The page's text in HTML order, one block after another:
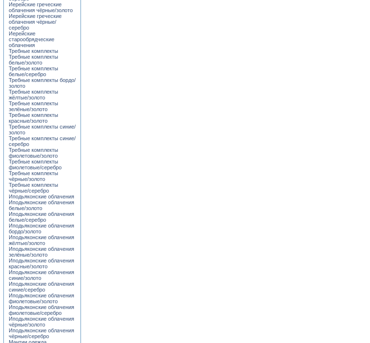
Иерейские греческие
облачения чёрные/золото
Иерейские греческие
облачения чёрные/
серебро
Иерейские
старообрядческие
облачения
Требные комплекты
Требные комплекты
белые/золото
Требные комплекты
белые/серебро
Требные комплекты бордо/
золото
Требные комплекты
жёлтые/золото
Требные комплекты
зелёные/золото
Требные комплекты
красные/золото
Требные комплекты синие/
золото
Требные комплекты синие/
серебро
Требные комплекты
фиолетовые/золото
Требные комплекты
фиолетовые/серебро
Требные комплекты
чёрные/золото
Требные комплекты
чёрные/серебро
Иподьяконские облачения
Иподьяконские облачения
белые/золото
Иподьяконские облачения
белые/серебро
Иподьяконские облачения
бордо/золото
Иподьяконские облачения
жёлтые/золото
Иподьяконские облачения
зелёные/золото
Иподьяконские облачения
красные/золото
Иподьяконские облачения
синие/золото
Иподьяконские облачения
синие/серебро
Иподьяконские облачения
фиолетовые/золото
Иподьяконские облачения
фиолетовые/серебро
Иподьяконские облачения
чёрные/золото
Иподьяконские облачения
чёрные/серебро